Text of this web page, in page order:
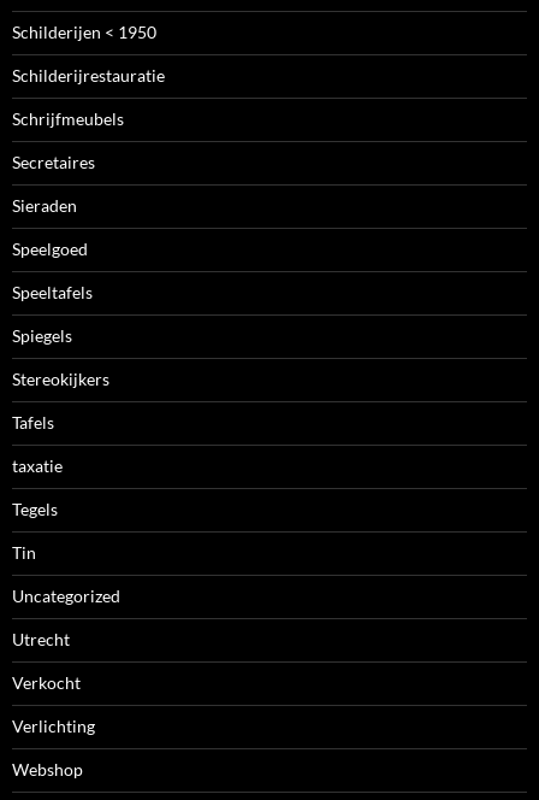
Schilderijen < 1950
Schilderijrestauratie
Schrijfmeubels
Secretaires
Sieraden
Speelgoed
Speeltafels
Spiegels
Stereokijkers
Tafels
taxatie
Tegels
Tin
Uncategorized
Utrecht
Verkocht
Verlichting
Webshop